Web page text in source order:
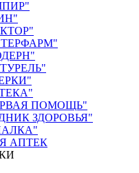
ПОМОЩЬ"
ЗДОРОВЬЯ"
АПТЕК